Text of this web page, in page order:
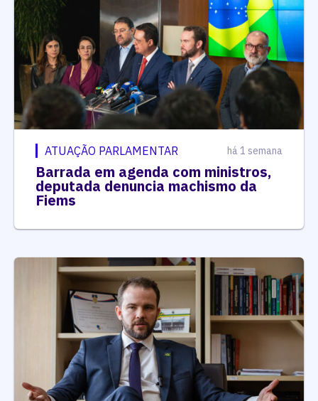
ATUAÇÃO PARLAMENTAR há 1 semana
Barrada em agenda com ministros,
deputada denuncia machismo da
Fiems